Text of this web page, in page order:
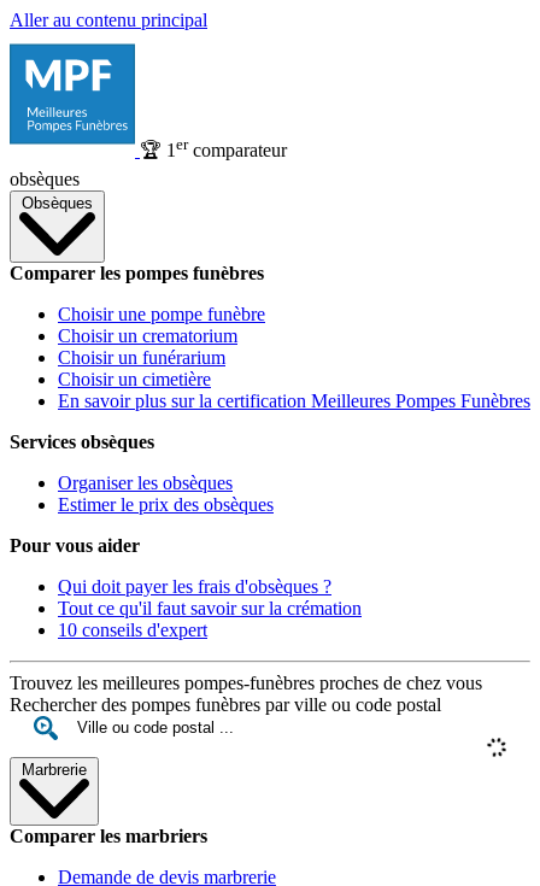
Aller au contenu principal
🏆 1 ercomparateur
obsèques
Obsèques
Comparer les pompes funèbres
Choisir une pompe funèbre
Choisir un crematorium
Choisir un funérarium
Choisir un cimetière
En savoir plus sur la certification Meilleures Pompes Funèbres
Services obsèques
Organiser les obsèques
Estimer le prix des obsèques
Pour vous aider
Qui doit payer les frais d'obsèques ?
Tout ce qu'il faut savoir sur la crémation
10 conseils d'expert
Trouvez les meilleures pompes-funèbres proches de chez vous
Rechercher des pompes funèbres par ville ou code postal
Marbrerie
Comparer les marbriers
Demande de devis marbrerie